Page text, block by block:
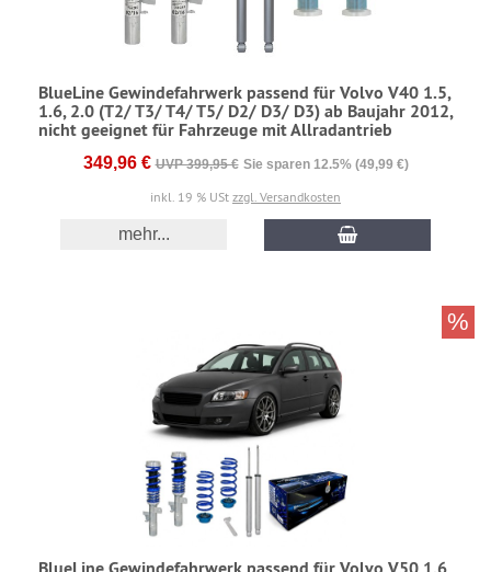
BlueLine Gewindefahrwerk passend für Volvo V40 1.5,
1.6, 2.0 (T2/ T3/ T4/ T5/ D2/ D3/ D3) ab Baujahr 2012,
nicht geeignet für Fahrzeuge mit Allradantrieb
349,96 € UVP 399,95 € Sie sparen 12.5% (49,99 €)
inkl. 19 % USt zzgl. Versandkosten
mehr...
%